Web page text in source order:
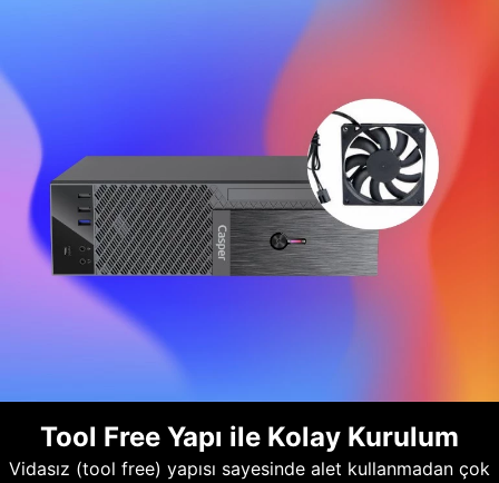
Tool Free Yapı ile Kolay Kurulum
Vidasız (tool free) yapısı sayesinde alet kullanmadan çok